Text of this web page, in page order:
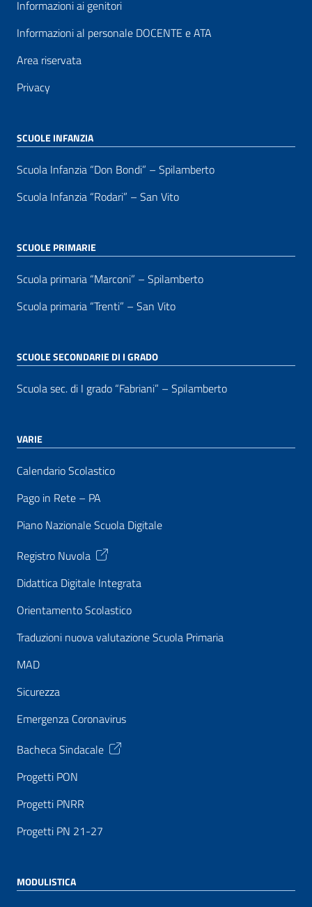
Informazioni ai genitori
Informazioni al personale DOCENTE e ATA
Area riservata
Privacy
SCUOLE INFANZIA
Scuola Infanzia “Don Bondi” – Spilamberto
Scuola Infanzia “Rodari” – San Vito
SCUOLE PRIMARIE
Scuola primaria “Marconi” – Spilamberto
Scuola primaria “Trenti” – San Vito
SCUOLE SECONDARIE DI I GRADO
Scuola sec. di I grado “Fabriani” – Spilamberto
VARIE
Calendario Scolastico
Pago in Rete – PA
Piano Nazionale Scuola Digitale
Registro Nuvola
Didattica Digitale Integrata
Orientamento Scolastico
Traduzioni nuova valutazione Scuola Primaria
MAD
Sicurezza
Emergenza Coronavirus
Bacheca Sindacale
Progetti PON
Progetti PNRR
Progetti PN 21-27
MODULISTICA